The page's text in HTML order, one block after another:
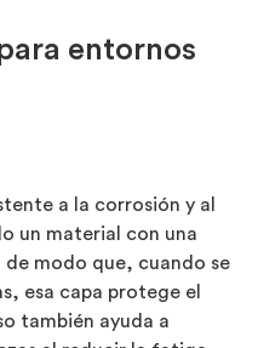
entornos
a la corrosión y al
un material con una
modo que, cuando se
esa capa protege el
también ayuda a